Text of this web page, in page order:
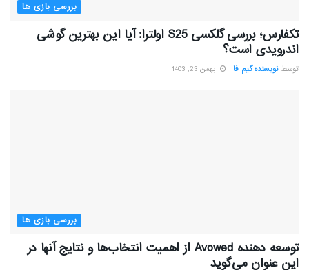
بررسی بازی ها
تکفارس؛ بررسی گلکسی S25 اولترا: آیا این بهترین گوشی
اندرویدی است؟
توسط نویسنده گیم فا بهمن 23, 1403
بررسی بازی ها
توسعه دهنده Avowed از اهمیت انتخاب‌ها و نتایج آنها در
این عنوان می‌گوید